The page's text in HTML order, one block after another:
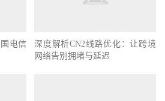
电信
深度解析CN2线路优化：让跨境
网络告别拥堵与延迟